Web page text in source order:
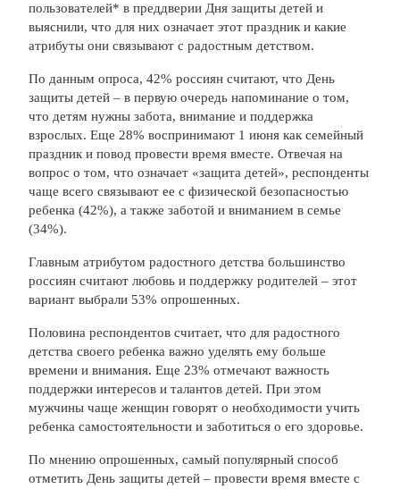
пользователей* в преддверии Дня защиты детей и
выяснили, что для них означает этот праздник и какие
атрибуты они связывают с радостным детством.
По данным опроса, 42% россиян считают, что День
защиты детей – в первую очередь напоминание о том,
что детям нужны забота, внимание и поддержка
взрослых. Еще 28% воспринимают 1 июня как семейный
праздник и повод провести время вместе. Отвечая на
вопрос о том, что означает «защита детей», респонденты
чаще всего связывают ее с физической безопасностью
ребенка (42%), а также заботой и вниманием в семье
(34%).
Главным атрибутом радостного детства большинство
россиян считают любовь и поддержку родителей – этот
вариант выбрали 53% опрошенных.
Половина респондентов считает, что для радостного
детства своего ребенка важно уделять ему больше
времени и внимания. Еще 23% отмечают важность
поддержки интересов и талантов детей. При этом
мужчины чаще женщин говорят о необходимости учить
ребенка самостоятельности и заботиться о его здоровье.
По мнению опрошенных, самый популярный способ
отметить День защиты детей – провести время вместе с